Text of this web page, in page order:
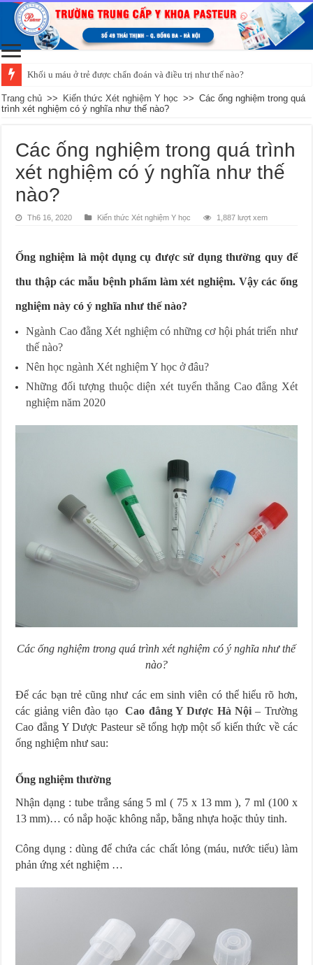
Khối u máu ở trẻ được chẩn đoán và điều trị như thế nào?
Trang chủ >> Kiến thức Xét nghiệm Y học >> Các ống nghiệm trong quá
trình xét nghiệm có ý nghĩa như thế nào?
Các ống nghiệm trong quá trình
xét nghiệm có ý nghĩa như thế
nào?
Th6 16, 2020 Kiến thức Xét nghiệm Y học 1,887 lượt xem
Ống nghiệm là một dụng cụ được sử dụng thường quy để
thu thập các mẫu bệnh phẩm làm xét nghiệm. Vậy các ống
nghiệm này có ý nghĩa như thế nào?
Ngành Cao đằng Xét nghiệm có những cơ hội phát triển như
thế nào?
Nên học ngành Xét nghiệm Y học ở đâu?
Những đối tượng thuộc diện xét tuyển thẳng Cao đẳng Xét
nghiệm năm 2020
Các ống nghiệm trong quá trình xét nghiệm có ý nghĩa như thế
nào?
Để các bạn trẻ cũng như các em sinh viên có thể hiểu rõ hơn,
các giảng viên đào tạoCao đẳng Y Dược Hà Nội – Trường
Cao đẳng Y Dược Pasteur sẽ tổng hợp một số kiến thức về các
ống nghiệm như sau:
Ống nghiệm thường
Nhận dạng : tube trắng sáng 5 ml ( 75 x 13 mm ), 7 ml (100 x
13 mm)… có nắp hoặc không nắp, bằng nhựa hoặc thủy tinh.
Công dụng : dùng để chứa các chất lỏng (máu, nước tiểu) làm
phản ứng xét nghiệm …